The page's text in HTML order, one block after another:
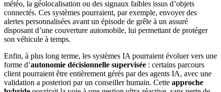
météo, la géolocalisation ou des signaux faibles issus d’objets
connectés. Ces systèmes pourraient, par exemple, envoyer des
alertes personnalisées avant un épisode de grêle à un assuré
disposant d’une couverture automobile, lui permettant de protéger
son véhicule à temps.
Enfin, à plus long terme, les systèmes IA pourraient évoluer vers une
forme d’autonomie décisionnelle supervisée : certains parcours
client pourraient être entièrement gérés par des agents IA, avec une
validation a posteriori par un conseiller humain. Cette approche